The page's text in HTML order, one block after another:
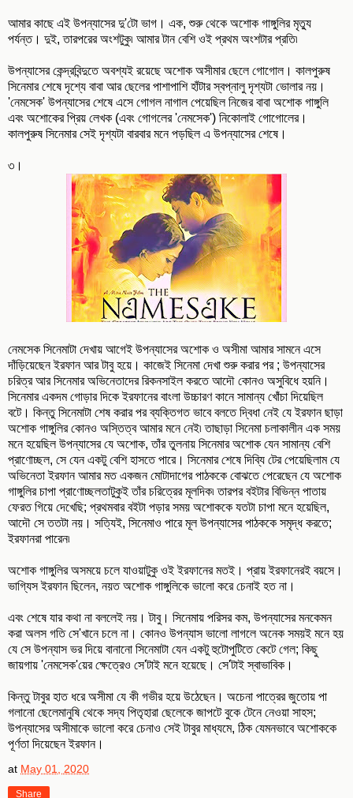
আমার কাছে এই উপন্যাসের দু'টো ভাগ। এক, শুরু থেকে অশোক গাঙ্গুলির মৃত্যু
পর্যন্ত। দুই, তারপরের অংশটুকু৷ আমার টান বেশি ওই প্রথম অংশটার প্রতি৷
উপন্যাসের কেন্দ্রবিন্দুতে অবশ্যই রয়েছে অশোক অসীমার ছেলে গোগোল। কালপুরুষ
সিনেমার শেষে দৃশ্যে বাবা আর ছেলের পাশাপাশি হাঁটার স্বপ্নালু দৃশ্যটা ভোলার নয়।
'নেমসেক' উপন্যাসের শেষে এসে গোগল নাগাল পেয়েছিল নিজের বাবা অশোক গাঙ্গুলি
এবং অশোকের প্রিয় লেখক (এবং গোগলের 'নেমসেক') নিকোলাই গোগোলের।
কালপুরুষ সিনেমার সেই দৃশ্যটা বারবার মনে পড়ছিল এ উপন্যাসের শেষে।
৩।
নেমসেক সিনেমাটা দেখায় আগেই উপন্যাসের অশোক ও অসীমা আমার সামনে এসে
দাঁড়িয়েছেন ইরফান আর টাবু হয়ে। কাজেই সিনেমা দেখা শুরু করার পর ; উপন্যাসের
চরিত্র আর সিনেমার অভিনেতাদের রিকনসাইল করতে আদৌ কোনও অসুবিধে হয়নি।
সিনেমার একদম গোড়ার দিকে ইরফানের বাংলা উচ্চারণ কানে সামান্য খোঁচা দিয়েছিল
বটে। কিন্তু সিনেমাটা শেষ করার পর ব্যক্তিগত ভাবে বলতে দ্বিধা নেই যে ইরফান ছাড়া
অশোক গাঙ্গুলির কোনও অস্তিত্ব আমার মনে নেই৷ তাছাড়া সিনেমা চলাকালীন এক সময়
মনে হয়েছিল উপন্যাসের যে অশোক, তাঁর তুলনায় সিনেমার অশোক যেন সামান্য বেশি
প্রাণোচ্ছল, সে যেন একটু বেশি হাসতে পারে। সিনেমার শেষে দিব্যি টের পেয়েছিলাম যে
অভিনেতা ইরফান আমার মত একজন মোটাদাগের পাঠককে বোঝতে পেরেছেন যে অশোক
গাঙ্গুলির চাপা প্রাণোচ্ছলতাটুকুই তাঁর চরিত্রের মূলদিক৷ তারপর বইটার বিভিন্ন পাতায়
ফেরত গিয়ে দেখেছি; প্রথমবার বইটা পড়ার সময় অশোককে যতটা চাপা মনে হয়েছিল,
আদৌ সে ততটা নয়। সত্যিই, সিনেমাও পারে মূল উপন্যাসের পাঠককে সমৃদ্ধ করতে;
ইরফানরা পারেন৷
অশোক গাঙ্গুলির অসময়ে চলে যাওয়াটুকু ওই ইরফানের মতই। প্রায় ইরফানেরই বয়সে।
ভাগ্যিস ইরফান ছিলেন, নয়ত অশোক গাঙ্গুলিকে ভালো করে চেনাই হত না।
এবং শেষে যার কথা না বললেই নয়। টাবু। সিনেমায় পরিসর কম, উপন্যাসের মনকেমন
করা অলস গতি সে'খানে চলে না। কোনও উপন্যাস ভালো লাগলে অনেক সময়ই মনে হয়
যে সে উপন্যাস ভর দিয়ে বানানো সিনেমাটা যেন একটু হুটোপুটিতে কেটে গেল; কিছু
জায়গায় 'নেমসেক'য়ের ক্ষেত্রেও সে'টাই মনে হয়েছে। সে'টাই স্বাভাবিক।
কিন্তু টাবুর হাত ধরে অসীমা যে কী গভীর হয়ে উঠেছেন। অচেনা পাত্রের জুতোয় পা
গলানো ছেলেমানুষি থেকে সদ্য পিতৃহারা ছেলেকে জাপটে বুকে টেনে নেওয়া সাহস;
উপন্যাসের অসীমাকে ভালো করে চেনাও সেই টাবুর মাধ্যমে, ঠিক যেমনভাবে অশোককে
পূর্ণতা দিয়েছেন ইরফান।
at May 01, 2020
Share